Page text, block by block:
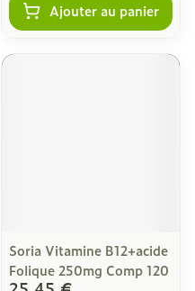
Ajouter au panier
Soria Vitamine B12+acide
Folique 250mg Comp 120